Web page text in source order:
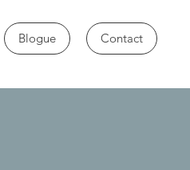
Blogue Contact